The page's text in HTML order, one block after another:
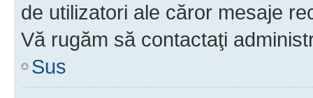
de utilizatori ale căror mesaje
Vă rugăm să contactaţi
Sus